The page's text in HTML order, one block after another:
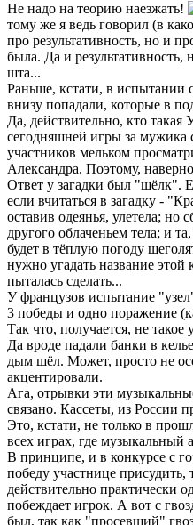
Не надо на теорию наезжать!
тому же я ведь говорил (в
про результативность, но и
была. Да и результативность,
шта...
Раньше, кстати, в испытании
внизу попадали, которые в
Да, действительно, кто такая
сегодняшней игры за мужика
участников мельком
Александра. Поэтому,
Ответ у загадки был "шёлк".
если вчитаться в загадку -
оставив одеянья, улетела; но
другого облаченьем тела; и
будет в тёплую погоду
нужно угадать название
пыталась сделать...
У французов испытание
3 победы и одно поражение
Так что, получается, не
Да вроде падали банки в
дым шёл. Может, просто не
акцентировали.
Ага, отрывки эти
связано. Кассеты, из России
Это, кстати, не только в
всех играх, где музыкальный
В принципе, и в конкурсе с
победу участнице присудить,
действительно практически
побеждает игрок. А вот с
был, так как "просевший"